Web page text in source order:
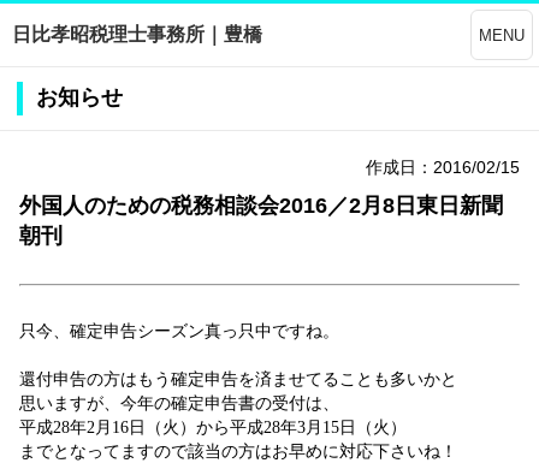
日比孝昭税理士事務所｜豊橋 MENU
お知らせ
作成日：2016/02/15
外国人のための税務相談会2016／2月8日東日新聞
朝刊
只今、確定申告シーズン真っ只中ですね。
還付申告の方はもう確定申告を済ませてることも多いかと
思いますが、今年の確定申告書の受付は、
平成28年2月16日（火）から平成28年3月15日（火）
までとなってますので該当の方はお早めに対応下さいね！